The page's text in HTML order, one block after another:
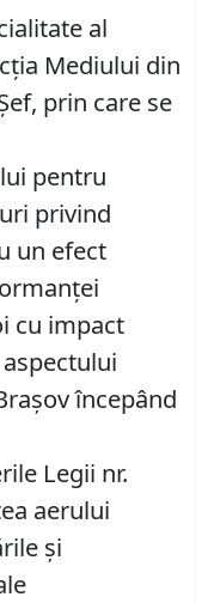
al
Mediului din
prin care se
pentru
privind
un efect
cu impact
începând
Legii nr.
aerului
şi